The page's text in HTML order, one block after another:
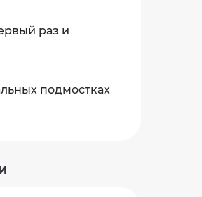
раз и
подмостках